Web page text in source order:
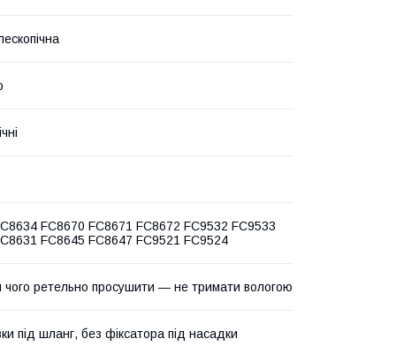
FC8670 FC8671 FC8672 FC9532 FC9533
FC8645 FC8647 FC9521 FC9524
чого ретельно просушити — не тримати вологою
під шланг, без фіксатора під насадки